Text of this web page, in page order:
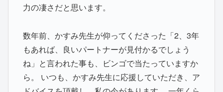
力の凄さだと思います。
数年前、かすみ先生が仰ってくださった「2、3年
もあれば、良いパートナーが見付かるでしょう
ね」と言われた事も、ビンゴで当たっていますか
ら。 いつも、かすみ先生に応援していただき、ア